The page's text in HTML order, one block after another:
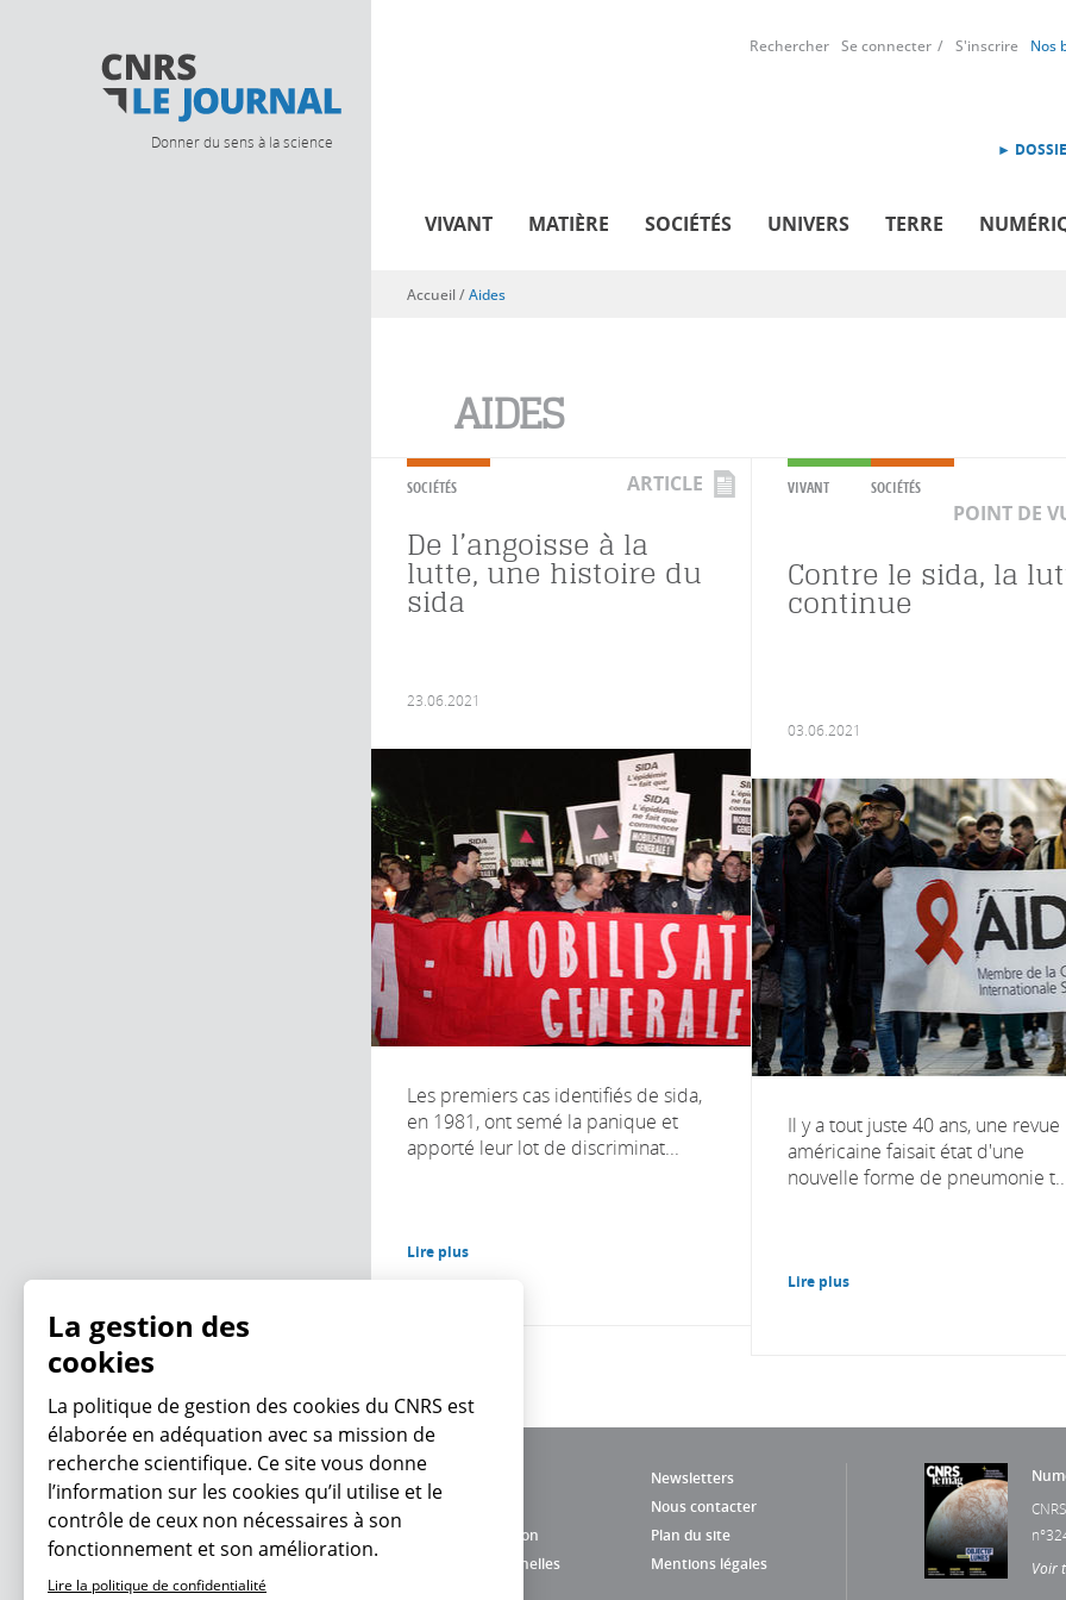
Donner du sens à la science
Rechercher Se connecter S'inscrire Nos
►
VIVANT MATIÈRE SOCIÉTÉS UNIVERS TERRE
Vous êtes ici
Accueil/Aides
AIDES
SOCIÉTÉS ARTICLE
De l’angoisse à la
lutte, une histoire du
sida
23.06.2021
Les premiers cas identifiés de sida,
en 1981, ont semé la panique et
apporté leur lot de discriminat...
Lire plus
VIVANT SOCIÉTÉS
POINT DE
Contre le sida, la
continue
03.06.2021
Il y a tout juste 40 ans, une revue
américaine faisait état d'une
nouvelle forme de pneumonie
Lire plus
Newsletters
Nous contacter
Charte d'utilisation
Plan du site
Données personnelles
Mentions légales
Voir
En ce moment
La gestion des
cookies
La politique de gestion des
cookies du CNRS est élaborée en adéquation avec
sa mission de recherche scientifique. Ce site vous
donne l’information sur les cookies qu’il utilise et
le contrôle de ceux non nécessaires à son
fonctionnement et son amélioration.
Lire la politique de confidentialité